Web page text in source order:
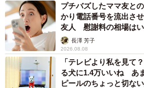
プチバズしたママ友と
かり電話番号を流出さ
友人 慰謝料の相場は
解説】長澤 芳子
2026.08.08
「テレビより私を見て
る犬に1.4万いいね あ
ピールのちょっと切な